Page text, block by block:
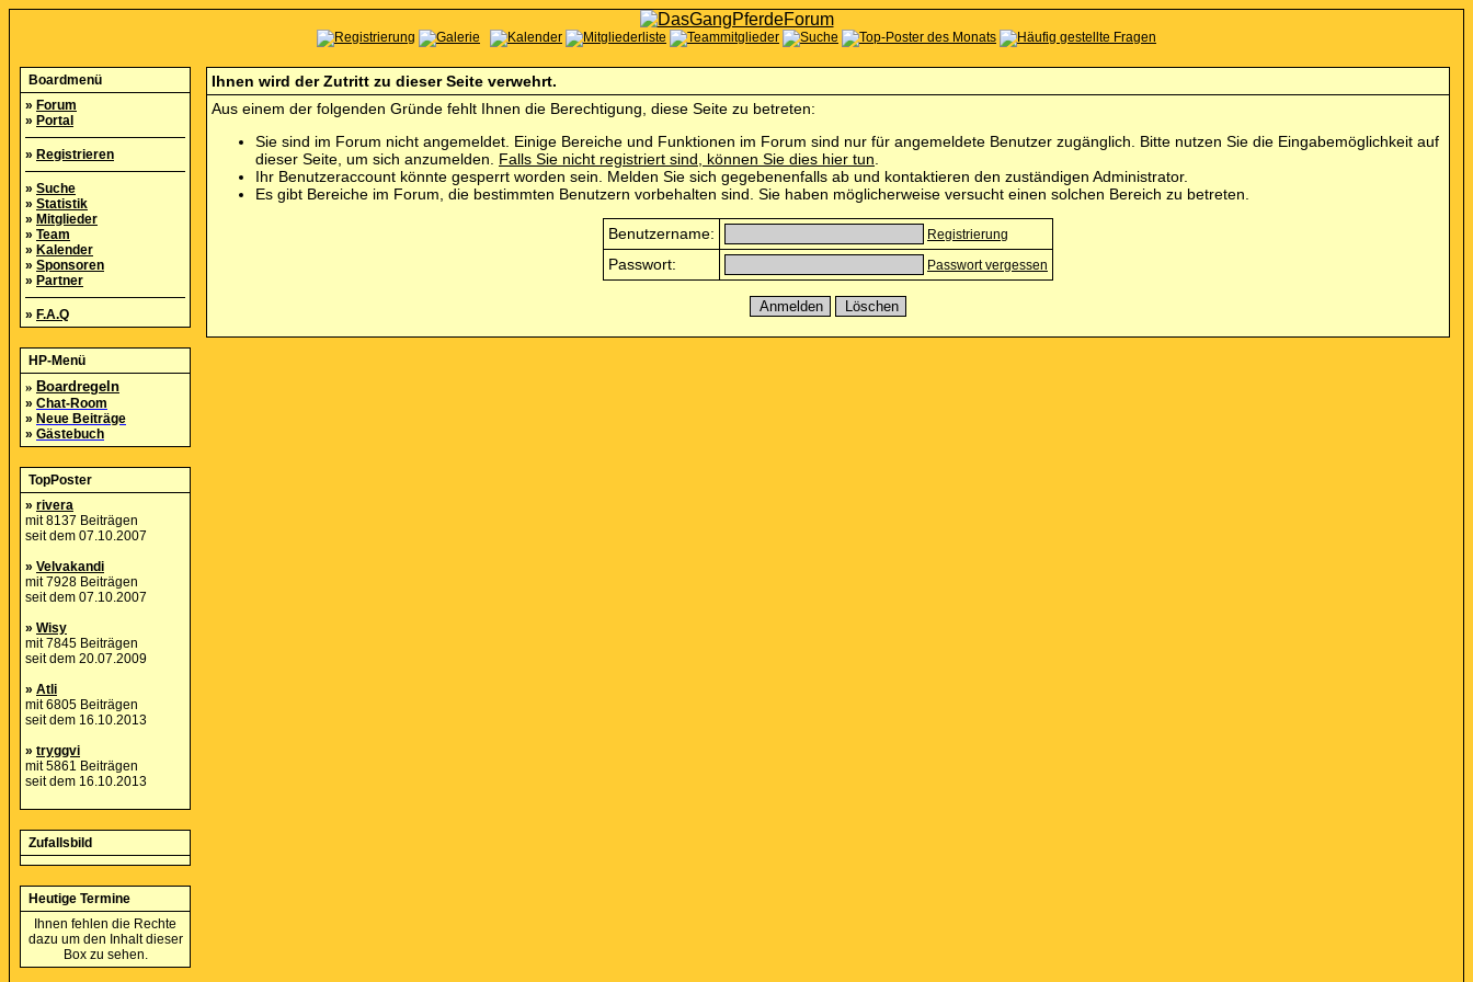
Boardmenü
» Forum
» Portal
» Registrieren
» Suche
» Statistik
» Mitglieder
» Team
» Kalender
» Sponsoren
» Partner
» F.A.Q
HP-Menü
» Boardregeln
» Chat-Room
» Neue Beiträge
» Gästebuch
TopPoster
» rivera
mit 8137 Beiträgen
seit dem 07.10.2007
» Velvakandi
mit 7928 Beiträgen
seit dem 07.10.2007
» Wisy
mit 7845 Beiträgen
seit dem 20.07.2009
» Atli
mit 6805 Beiträgen
seit dem 16.10.2013
» tryggvi
mit 5861 Beiträgen
seit dem 16.10.2013
Zufallsbild
Heutige Termine
Ihnen fehlen die Rechte
dazu um den Inhalt dieser
Box zu sehen.
Ihnen wird der Zutritt zu dieser Seite verwehrt.
Aus einem der folgenden Gründe fehlt Ihnen die Berechtigung, diese Seite zu betreten:
Sie sind im Forum nicht angemeldet. Einige Bereiche und Funktionen im Forum sind nur für angemeldete Benutzer zugänglich. Bitte nutzen Sie die Eingabemöglichkeit auf
dieser Seite, um sich anzumelden. Falls Sie nicht registriert sind, können Sie dies hier tun
Ihr Benutzeraccount könnte gesperrt worden sein. Melden Sie sich gegebenenfalls ab und kontaktieren den zuständigen Administrator.
Es gibt Bereiche im Forum, die bestimmten Benutzern vorbehalten sind. Sie haben möglicherweise versucht einen solchen Bereich zu betreten.
Benutzername: Registrierung
Passwort: Passwort vergessen